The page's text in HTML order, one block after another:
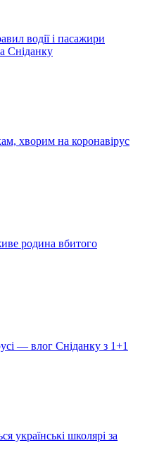
водії і пасажири
Сніданку
хворим на коронавірус
родина вбитого
— влог Сніданку з 1+1
українські школярі за